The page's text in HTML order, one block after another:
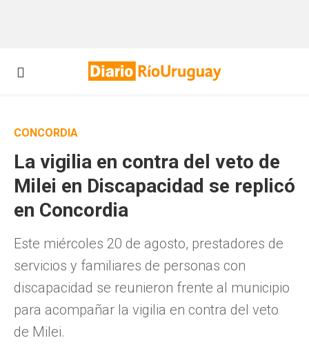
CONCORDIA
La vigilia en contra del veto de
Milei en Discapacidad se replicó
en Concordia
Este miércoles 20 de agosto, prestadores de
servicios y familiares de personas con
discapacidad se reunieron frente al municipio
para acompañar la vigilia en contra del veto
de Milei.